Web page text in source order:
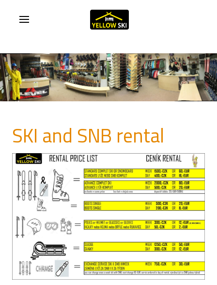
SKI and SNB rental